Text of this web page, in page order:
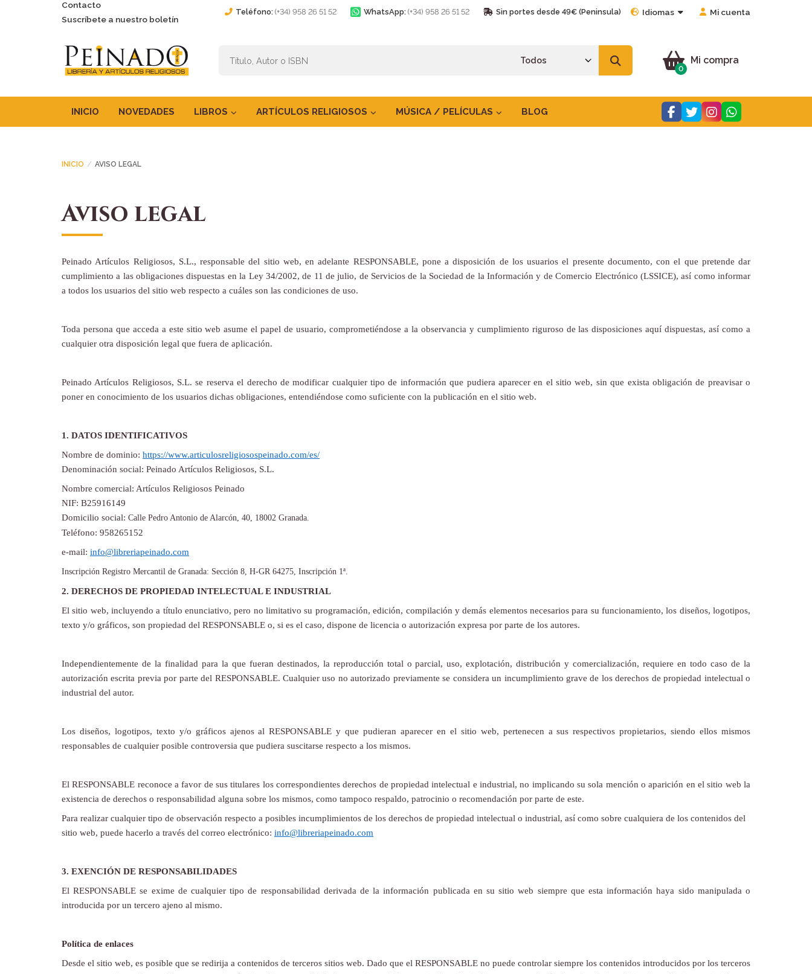
Contacto
Suscríbete a nuestro boletín
Teléfono: (+34) 958 26 51 52 WhatsApp: (+34) 958 26 51 52 Sin portes desde 49€ (Peninsula) Idiomas Mi cuenta
Mi compra
0
INICIO NOVEDADES LIBROS ARTÍCULOS RELIGIOSOS MÚSICA / PELÍCULAS BLOG
INICIO AVISO LEGAL
Aviso legal
Peinado Artículos Religiosos, S.L., responsable del sitio web, en adelante RESPONSABLE, pone a disposición de los usuarios el presente documento, con el que pretende dar
cumplimiento a las obligaciones dispuestas en la Ley 34/2002, de 11 de julio, de Servicios de la Sociedad de la Información y de Comercio Electrónico (LSSICE), así como informar
a todos los usuarios del sitio web respecto a cuáles son las condiciones de uso.
Toda persona que acceda a este sitio web asume el papel de usuario, comprometiéndose a la observancia y cumplimiento riguroso de las disposiciones aquí dispuestas, así como a
cualquier otra disposición legal que fuera de aplicación.
Peinado Artículos Religiosos, S.L.se reserva el derecho de modificar cualquier tipo de información que pudiera aparecer en el sitio web, sin que exista obligación de preavisar o
poner en conocimiento de los usuarios dichas obligaciones, entendiéndose como suficiente con la publicación en el sitio web.
1. DATOS IDENTIFICATIVOS
Nombre de dominio: https://www.articulosreligiosospeinado.com/es/
Denominación social: Peinado Artículos Religiosos, S.L.
Nombre comercial: Artículos Religiosos Peinado
NIF: B25916149
Domicilio social: Calle Pedro Antonio de Alarcón, 40, 18002 Granada.
Teléfono: 958265152
e-mail: info@libreriapeinado.com
Inscripción Registro Mercantil de Granada: Sección 8, H-GR 64275, Inscripción 1ª.
2. DERECHOS DE PROPIEDAD INTELECTUAL E INDUSTRIAL
El sitio web, incluyendo a título enunciativo, pero no limitativo su programación, edición, compilación y demás elementos necesarios para su funcionamiento, los diseños, logotipos,
texto y/o gráficos, son propiedad del RESPONSABLE o, si es el caso, dispone de licencia o autorización expresa por parte de los autores.
Independientemente de la finalidad para la que fueran destinados, la reproducción total o parcial, uso, explotación, distribución y comercialización, requiere en todo caso de la
autorización escrita previa por parte del RESPONSABLE. Cualquier uso no autorizado previamente se considera un incumplimiento grave de los derechos de propiedad intelectual o
industrial del autor.
Los diseños, logotipos, texto y/o gráficos ajenos al RESPONSABLE y que pudieran aparecer en el sitio web, pertenecen a sus respectivos propietarios, siendo ellos mismos
responsables de cualquier posible controversia que pudiera suscitarse respecto a los mismos.
El RESPONSABLE reconoce a favor de sus titulares los correspondientes derechos de propiedad intelectual e industrial, no implicando su sola mención o aparición en el sitio web la
existencia de derechos o responsabilidad alguna sobre los mismos, como tampoco respaldo, patrocinio o recomendación por parte de este.
Para realizar cualquier tipo de observación respecto a posibles incumplimientos de los derechos de propiedad intelectual o industrial, así como sobre cualquiera de los contenidos del
sitio web, puede hacerlo a través del correo electrónico: info@libreriapeinado.com
3. EXENCIÓN DE RESPONSABILIDADES
El RESPONSABLE se exime de cualquier tipo de responsabilidad derivada de la información publicada en su sitio web siempre que esta información haya sido manipulada o
introducida por un tercero ajeno al mismo.
Política de enlaces
Desde el sitio web, es posible que se redirija a contenidos de terceros sitios web. Dado que el RESPONSABLE no puede controlar siempre los contenidos introducidos por los terceros